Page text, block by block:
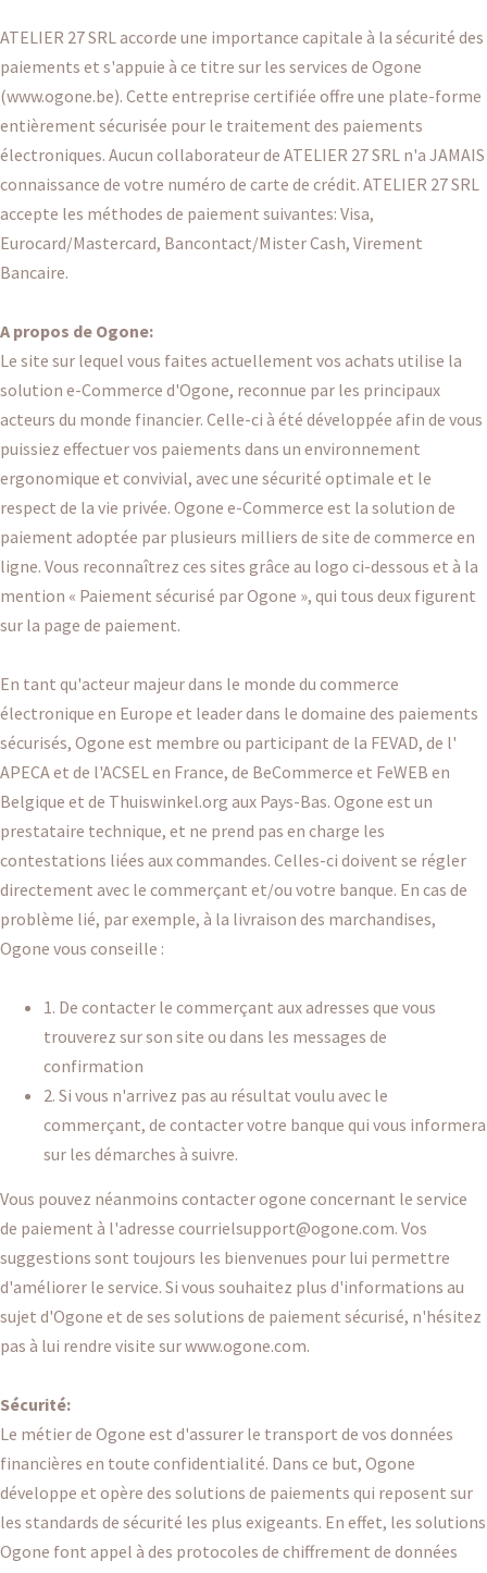
ATELIER 27 SRL accorde une importance capitale à la sécurité des
paiements et s'appuie à ce titre sur les services de Ogone
(www.ogone.be). Cette entreprise certifiée offre une plate-forme
entièrement sécurisée pour le traitement des paiements
électroniques. Aucun collaborateur de ATELIER 27 SRL n'a JAMAIS
connaissance de votre numéro de carte de crédit. ATELIER 27 SRL
accepte les méthodes de paiement suivantes: Visa,
Eurocard/Mastercard, Bancontact/Mister Cash, Virement
Bancaire.
A propos de Ogone:
Le site sur lequel vous faites actuellement vos achats utilise la
solution e-Commerce d'Ogone, reconnue par les principaux
acteurs du monde financier. Celle-ci à été développée afin de vous
puissiez effectuer vos paiements dans un environnement
ergonomique et convivial, avec une sécurité optimale et le
respect de la vie privée. Ogone e-Commerce est la solution de
paiement adoptée par plusieurs milliers de site de commerce en
ligne. Vous reconnaîtrez ces sites grâce au logo ci-dessous et à la
mention « Paiement sécurisé par Ogone », qui tous deux figurent
sur la page de paiement.
En tant qu'acteur majeur dans le monde du commerce
électronique en Europe et leader dans le domaine des paiements
sécurisés, Ogone est membre ou participant de la FEVAD, de l'
APECA et de l'ACSEL en France, de BeCommerce et FeWEB en
Belgique et de Thuiswinkel.org aux Pays-Bas. Ogone est un
prestataire technique, et ne prend pas en charge les
contestations liées aux commandes. Celles-ci doivent se régler
directement avec le commerçant et/ou votre banque. En cas de
problème lié, par exemple, à la livraison des marchandises,
Ogone vous conseille :
1. De contacter le commerçant aux adresses que vous
trouverez sur son site ou dans les messages de
confirmation
2. Si vous n'arrivez pas au résultat voulu avec le
commerçant, de contacter votre banque qui vous informera
sur les démarches à suivre.
Vous pouvez néanmoins contacter ogone concernant le service
de paiement à l'adresse courrielsupport@ogone.com. Vos
suggestions sont toujours les bienvenues pour lui permettre
d'améliorer le service. Si vous souhaitez plus d'informations au
sujet d'Ogone et de ses solutions de paiement sécurisé, n'hésitez
pas à lui rendre visite surwww.ogone.com.
Sécurité:
Le métier de Ogone est d'assurer le transport de vos données
financières en toute confidentialité. Dans ce but, Ogone
développe et opère des solutions de paiements qui reposent sur
les standards de sécurité les plus exigeants. En effet, les solutions
Ogone font appel à des protocoles de chiffrement de données